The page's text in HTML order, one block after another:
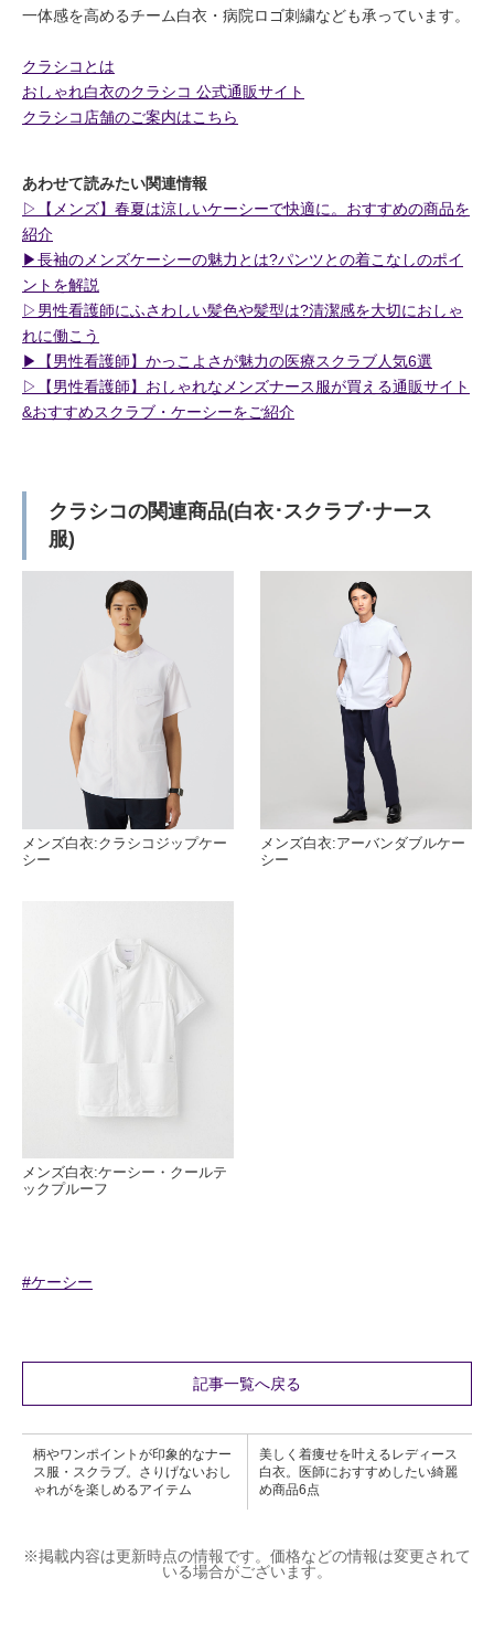
一体感を高めるチーム白衣・病院ロゴ刺繍なども承っています。
クラシコとは
おしゃれ白衣のクラシコ 公式通販サイト
クラシコ店舗のご案内はこちら
あわせて読みたい関連情報
▷【メンズ】春夏は涼しいケーシーで快適に。おすすめの商品を
紹介
▶︎長袖のメンズケーシーの魅力とは?パンツとの着こなしのポイ
ントを解説
▷男性看護師にふさわしい髪色や髪型は?清潔感を大切におしゃ
れに働こう
▶︎【男性看護師】かっこよさが魅力の医療スクラブ人気6選
▷【男性看護師】おしゃれなメンズナース服が買える通販サイト
&おすすめスクラブ・ケーシーをご紹介
クラシコの関連商品(白衣･スクラブ･ナース
服)
メンズ白衣:クラシコジップケー
シー
メンズ白衣:アーバンダブルケー
シー
メンズ白衣:ケーシー・クールテ
ックプルーフ
#ケーシー
記事一覧へ戻る
柄やワンポイントが印象的なナー
ス服・スクラブ。さりげないおし
ゃれがを楽しめるアイテム
美しく着痩せを叶えるレディース
白衣。医師におすすめしたい綺麗
め商品6点
※掲載内容は更新時点の情報です。価格などの情報は変更されて
いる場合がございます。